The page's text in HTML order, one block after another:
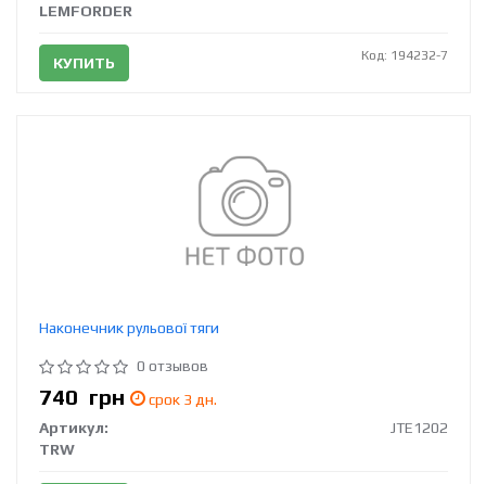
LEMFORDER
КУПИТЬ Код: 194232-7
Наконечник рульової тяги
0 отзывов
740 грн
срок 3 дн.
Артикул:
JTE1202
TRW